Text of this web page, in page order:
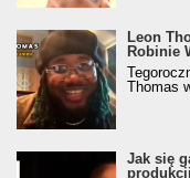
Leon
Robinie
Thomas
Jak się